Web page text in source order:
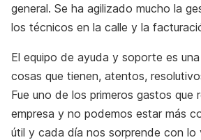
general. Se ha agilizado mucho la
los técnicos en la calle y la
El equipo de ayuda y soporte es
cosas que tienen, atentos,
Fue uno de los primeros gastos que
empresa y no podemos estar más
útil y cada día nos sorprende con lo